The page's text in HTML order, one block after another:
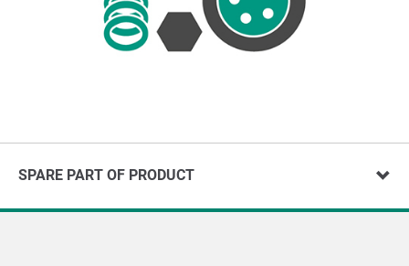
SPARE PART OF PRODUCT